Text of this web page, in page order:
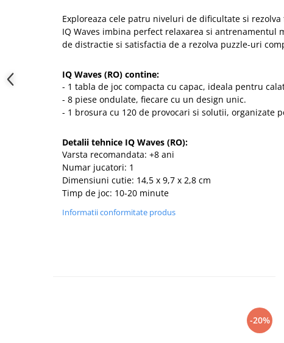
Exploreaza cele patru niveluri de dificultate si rezolva
IQ Waves imbina perfect relaxarea si antrenamentul
de distractie si satisfactia de a rezolva puzzle-uri
IQ Waves (RO) contine:
- 1 tabla de joc compacta cu capac, ideala pentru
- 8 piese ondulate, fiecare cu un design unic.
- 1 brosura cu 120 de provocari si solutii, organizate
Detalii tehnice IQ Waves (RO):
Varsta recomandata: +8 ani
Numar jucatori: 1
Dimensiuni cutie: 14,5 x 9,7 x 2,8 cm
Timp de joc: 10-20 minute
Informatii conformitate produs
-20%